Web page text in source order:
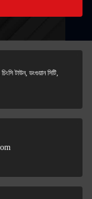
টাউন, ডংগুয়ান সিটি,